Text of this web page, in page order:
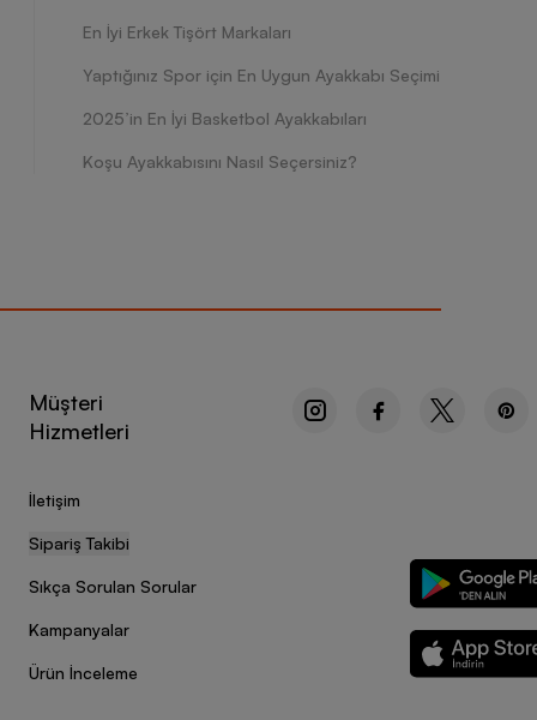
En İyi Erkek Tişört Markaları
Yaptığınız Spor için En Uygun Ayakkabı Seçimi
2025’in En İyi Basketbol Ayakkabıları
Koşu Ayakkabısını Nasıl Seçersiniz?
Müşteri
Hizmetleri
İletişim
Sipariş Takibi
Sıkça Sorulan Sorular
Kampanyalar
Ürün İnceleme